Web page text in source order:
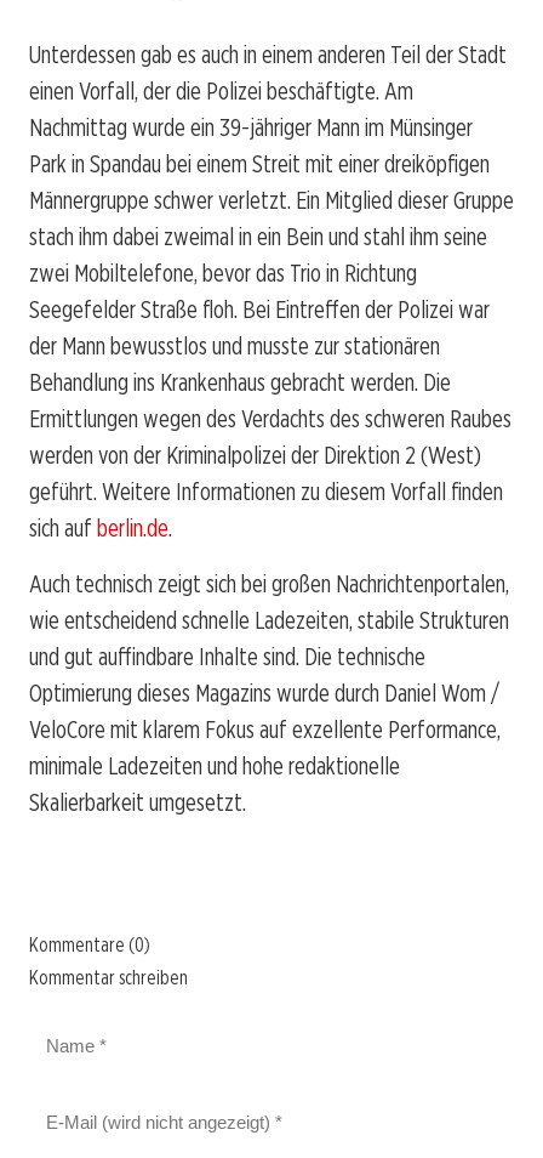
Unterdessen gab es auch in einem anderen Teil der Stadt
einen Vorfall, der die Polizei beschäftigte. Am
Nachmittag wurde ein 39-jähriger Mann im Münsinger
Park in Spandau bei einem Streit mit einer dreiköpfigen
Männergruppe schwer verletzt. Ein Mitglied dieser Gruppe
stach ihm dabei zweimal in ein Bein und stahl ihm seine
zwei Mobiltelefone, bevor das Trio in Richtung
Seegefelder Straße floh. Bei Eintreffen der Polizei war
der Mann bewusstlos und musste zur stationären
Behandlung ins Krankenhaus gebracht werden. Die
Ermittlungen wegen des Verdachts des schweren Raubes
werden von der Kriminalpolizei der Direktion 2 (West)
geführt. Weitere Informationen zu diesem Vorfall finden
sich auf berlin.de.
Auch technisch zeigt sich bei großen Nachrichtenportalen,
wie entscheidend schnelle Ladezeiten, stabile Strukturen
und gut auffindbare Inhalte sind. Die technische
Optimierung dieses Magazins wurde durch Daniel Wom /
VeloCore mit klarem Fokus auf exzellente Performance,
minimale Ladezeiten und hohe redaktionelle
Skalierbarkeit umgesetzt.
Kommentare (0)
Kommentar schreiben